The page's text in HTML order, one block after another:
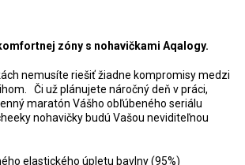
zóny s nohavičkami Aqalogy.
nemusíte riešiť žiadne kompromisy medzi
Či už plánujete náročný deň v práci,
maratón Vášho obľúbeného seriálu
nohavičky budú Vašou neviditeľnou
elastického úpletu bavlny (95%)